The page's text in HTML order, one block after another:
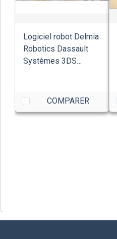
Logiciel robot Delmia
Robotics Dassault
Systèmes 3DS
COMPARER